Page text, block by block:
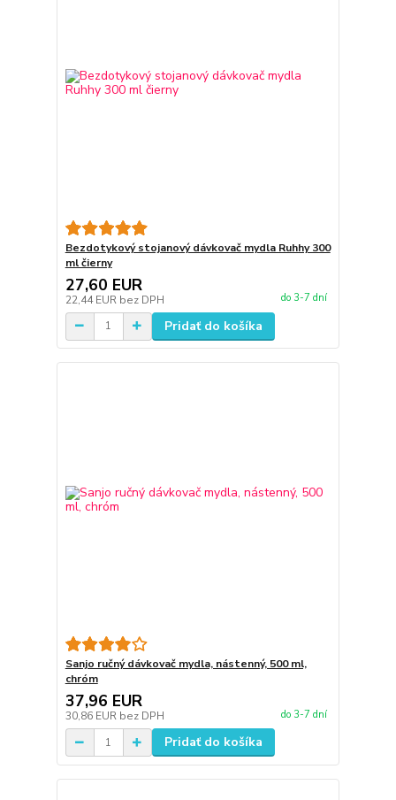
Bezdotykový stojanový dávkovač mydla Ruhhy 300
ml čierny
27,60 EUR
22,44 EUR bez DPH do 3-7 dní
Pridať do košíka
Sanjo ručný dávkovač mydla, nástenný, 500 ml,
chróm
37,96 EUR
30,86 EUR bez DPH do 3-7 dní
Pridať do košíka